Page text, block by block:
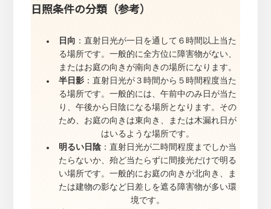
日照条件の分類（参考）
日向
：直射日光が一日を通して６時間以上当た
る場所です。一般的に全方位に障害物がない、
またはお庭の向きが南向きの場所になります。
半日影 ：直射日光が３時間から５時間程度当た
る場所です。一般的には、午前中のみ日が当た
り、午後から日陰になる場所となります。その
ため、お庭の向きは東向き、または木漏れ日が
はいるような場所です。
明るい日陰 ：直射日光が二時間程度までしか当
たらないか、殆ど当たらずに間接光だけで明る
い場所です。一般的にお庭の向きが北向き、ま
たは建物の影など日差しを遮る障害物が多い環
境です。